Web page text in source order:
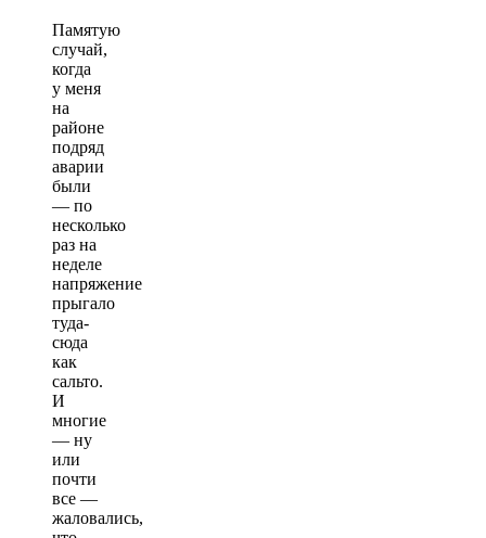
Памятую
случай,
когда
у меня
на
районе
подряд
аварии
были
— по
несколько
раз на
неделе
напряжение
прыгало
туда-
сюда
как
сальто.
И
многие
— ну
или
почти
все —
жаловались,